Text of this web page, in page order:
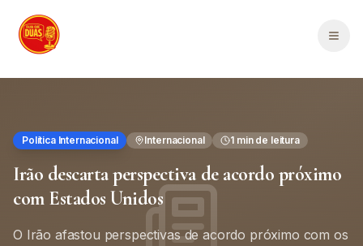
Política Internacional Internacional 1 min de leitura
Irão descarta perspectiva de acordo próximo
com Estados Unidos
O Irão afastou perspectivas de acordo próximo com os